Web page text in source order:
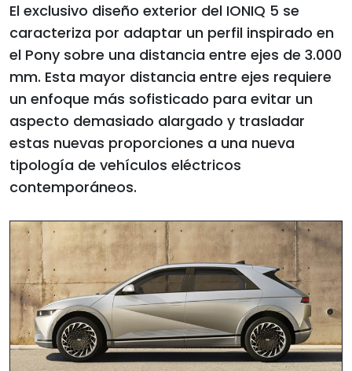
El exclusivo diseño exterior del IONIQ 5 se
caracteriza por adaptar un perfil inspirado en
el Pony sobre una distancia entre ejes de 3.000
mm. Esta mayor distancia entre ejes requiere
un enfoque más sofisticado para evitar un
aspecto demasiado alargado y trasladar
estas nuevas proporciones a una nueva
tipología de vehículos eléctricos
contemporáneos.